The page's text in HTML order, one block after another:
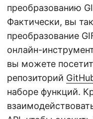
преобразованию
Фактически, вы
преобразование
онлайн-
вы можете
репозиторий
наборе функций.